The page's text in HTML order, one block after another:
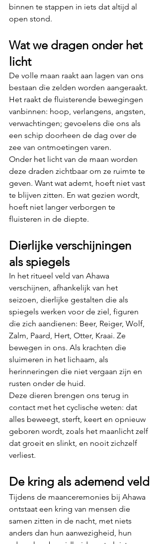
binnen te stappen in iets dat altijd al
open stond.
Wat we dragen onder het
licht
De volle maan raakt aan lagen van ons
bestaan die zelden worden aangeraakt.
Het raakt de fluisterende bewegingen
vanbinnen: hoop, verlangens, angsten,
verwachtingen; gevoelens die ons als
een schip doorheen de dag over de
zee van ontmoetingen varen.
Onder het licht van de maan worden
deze draden zichtbaar om ze ruimte te
geven. Want wat ademt, hoeft niet vast
te blijven zitten. En wat gezien wordt,
hoeft niet langer verborgen te
fluisteren in de diepte.
Dierlijke verschijningen
als spiegels
In het ritueel veld van Ahawa
verschijnen, afhankelijk van het
seizoen, dierlijke gestalten die als
spiegels werken voor de ziel, figuren
die zich aandienen: Beer, Reiger, Wolf,
Zalm, Paard, Hert, Otter, Kraai. Ze
bewegen in ons. Als krachten die
sluimeren in het lichaam, als
herinneringen die niet vergaan zijn en
rusten onder de huid.
Deze dieren brengen ons terug in
contact met het cyclische weten: dat
alles beweegt, sterft, keert en opnieuw
geboren wordt, zoals het maanlicht zelf
dat groeit en slinkt, en nooit zichzelf
verliest.
De kring als ademend veld
Tijdens de maanceremonies bij Ahawa
ontstaat een kring van mensen die
samen zitten in de nacht, met niets
anders dan hun aanwezigheid, hun